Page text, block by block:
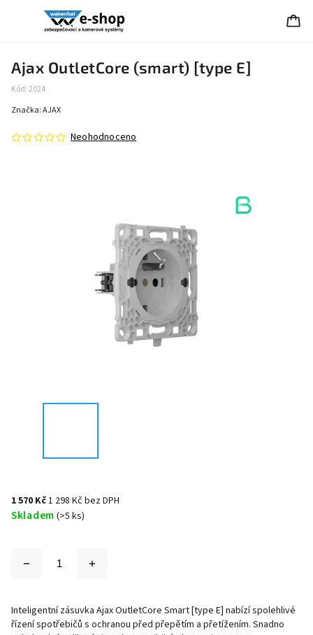
Ajax OutletCore (smart) [type E]
Kód:2024
Neohodnoceno
Značka:AJAX
1 570 Kč1 298 Kč bez DPH
Skladem (>5 ks)
Inteligentní zásuvka Ajax OutletCore Smart [type E] nabízí spolehlivé
řízení spotřebičů s ochranou před přepětím a přetížením. Snadno